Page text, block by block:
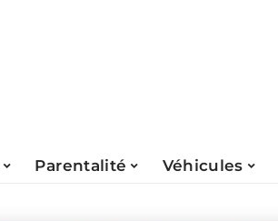
Parentalité Véhicules